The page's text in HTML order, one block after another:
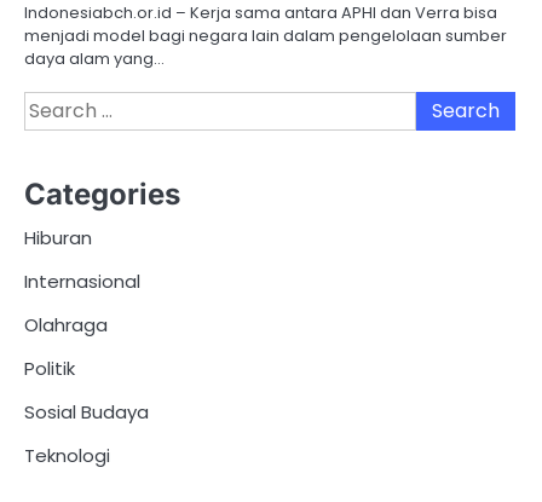
Indonesiabch.or.id – Kerja sama antara APHI dan Verra bisa
menjadi model bagi negara lain dalam pengelolaan sumber
daya alam yang…
Search
for:
Categories
Hiburan
Internasional
Olahraga
Politik
Sosial Budaya
Teknologi